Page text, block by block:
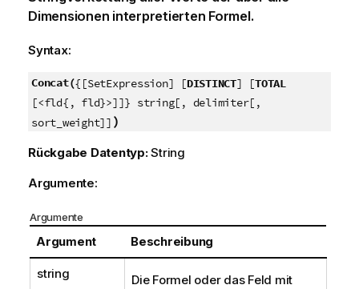
Dimensionen interpretierten Formel.
Syntax:
Concat({[SetExpression] [DISTINCT] [TOTAL
[<fld{, fld}>]]} string[, delimiter[,
sort_weight]] )
Rückgabe Datentyp:String
Argumente:
Argumente
Argument Beschreibung
string
Die Formel oder das Feld mit